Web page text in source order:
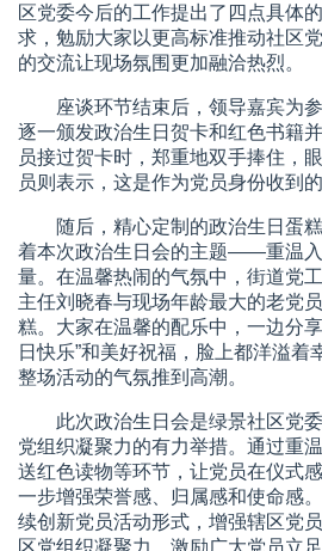
区党委今后的工作提出了四点具体
求，勉励大家以更高标准推动社区
的交流让现场氛围更加融洽热烈。
座谈环节结束后，领导嘉宾为参
逐一颁发政治生日贺卡和红色书籍
员接过贺卡时，郑重地双手捧住，
员则表示，这是作为党员身份收到
随后，精心定制的政治生日蛋糕
着本次政治生日会的主题——重温入
量。在温馨热闹的气氛中，街道党
主任刘晓春与现场年龄最大的老党
糕。大家在温馨的配乐中，一边分
日快乐”和美好祝福，脸上都洋溢着
整场活动的气氛推到高潮。
此次政治生日会是绿景社区党委
党组织凝聚力的有力举措。通过重
送红色读物等环节，让党员在仪式
一步增强荣誉感、归属感和使命感
续创新党员活动形式，增强辖区党
区党组织凝聚力，激励广大党员立